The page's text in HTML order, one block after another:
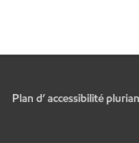
Plan d’ accessibilité